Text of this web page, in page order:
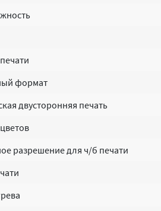
формат
двусторонняя печать
разрешение для ч/б печати